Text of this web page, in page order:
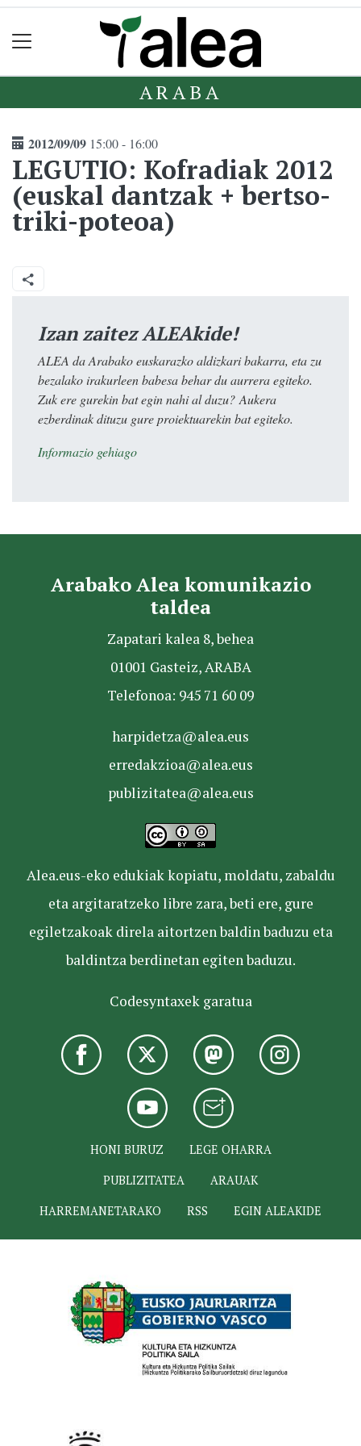
ARABA
2012/09/09 15:00 - 16:00
LEGUTIO: Kofradiak 2012
(euskal dantzak + bertso-
triki-poteoa)
Izan zaitez ALEAkide!
ALEA da Arabako euskarazko aldizkari bakarra, eta zu
bezalako irakurleen babesa behar du aurrera egiteko.
Zuk ere gurekin bat egin nahi al duzu? Aukera
ezberdinak dituzu gure proiektuarekin bat egiteko.
Informazio gehiago
Arabako Alea komunikazio
taldea
Zapatari kalea 8, behea
01001 Gasteiz, ARABA
Telefonoa: 945 71 60 09
harpidetza@alea.eus
erredakzioa@alea.eus
publizitatea@alea.eus
Alea.eus-eko edukiak kopiatu, moldatu, zabaldu
eta argitaratzeko libre zara, beti ere, gure
egiletzakoak direla aitortzen baldin baduzu eta
baldintza berdinetan egiten baduzu.
Codesyntaxek garatua
HONI BURUZ
LEGE OHARRA
PUBLIZITATEA
ARAUAK
HARREMANETARAKO
RSS EGIN ALEAKIDE